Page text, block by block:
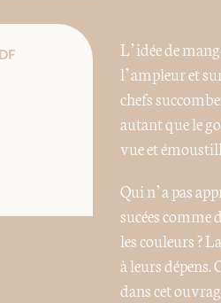
L’idée de
l’ampleur et
chefs
autant que le
vue et
Qui n’a pas
sucées comme
les couleurs ?
à leurs
dans cet